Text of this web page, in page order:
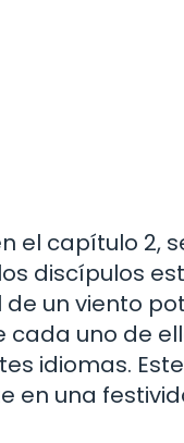
el capítulo 2,
discípulos
un viento
uno de
idiomas.
en una